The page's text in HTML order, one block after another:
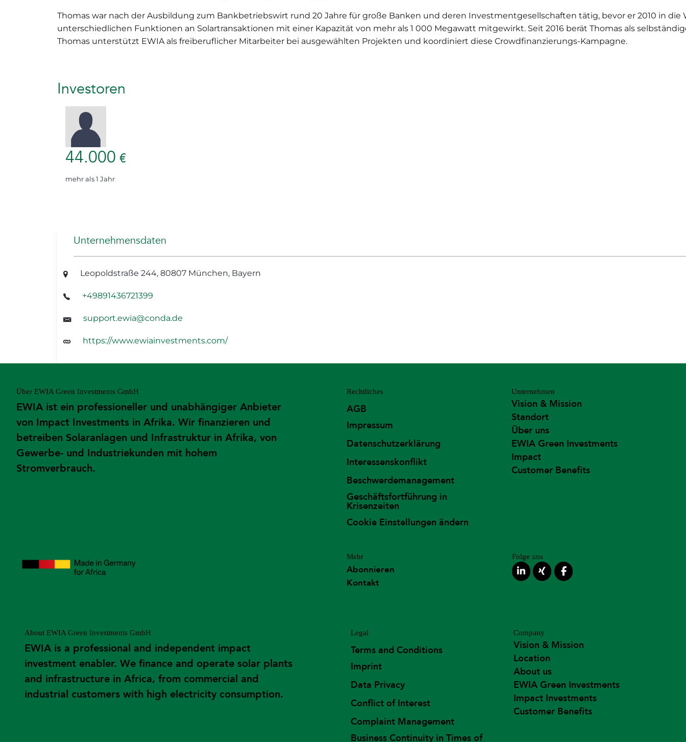
Thomas war nach der Ausbildung zum Bankbetriebswirt rund 20 Jahre für große Banken und deren Investmentgesellschaften tätig, bevor er 2010 in
unterschiedlichen Funktionen an Solartransaktionen mit einer Kapazität von mehr als 1 000 Megawatt mitgewirkt. Seit 2016 berät Thomas als
Thomas unterstützt EWIA als freiberuflicher Mitarbeiter bei ausgewählten Projekten und koordiniert diese Crowdfinanzierungs-Kampagne.
Investoren
44.000 €
mehr als 1 Jahr
Unternehmensdaten
Leopoldstraße 244, 80807 München, Bayern
+49891436721399
support.ewia@conda.de
https://www.ewiainvestments.com/
Über EWIA Green Investments GmbH
EWIA ist ein professioneller und unabhängiger Anbieter
von Impact Investments in Afrika. Wir finanzieren und
betreiben Solaranlagen und Infrastruktur in Afrika, von
Gewerbe- und Industriekunden mit hohem
Stromverbrauch.
Rechtliches
AGB
Impressum
Datenschutzerklärung
Interessenskonflikt
Beschwerdemanagement
Geschäftsfortführung in
Krisenzeiten
Cookie Einstellungen ändern
Unternehmen
Vision & Mission
Standort
Über uns
EWIA Green Investments
Impact
Customer Benefits
Mehr
Abonnieren
Kontakt
Folge uns
About EWIA Green Investments GmbH
EWIA is a professional and independent impact
investment enabler. We finance and operate solar plants
and infrastructure in Africa, from commercial and
industrial customers with high electricity consumption.
Legal
Terms and Conditions
Imprint
Data Privacy
Conflict of Interest
Complaint Management
Business Continuity in Times of
Company
Vision & Mission
Location
About us
EWIA Green Investments
Impact Investments
Customer Benefits